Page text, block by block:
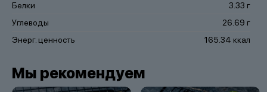
Белки
3.33 г
Углеводы
26.69 г
Энерг. ценность
165.34 ккал
Мы рекомендуем